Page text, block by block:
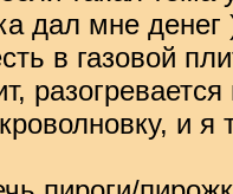
дал мне денег
в газовой
и я